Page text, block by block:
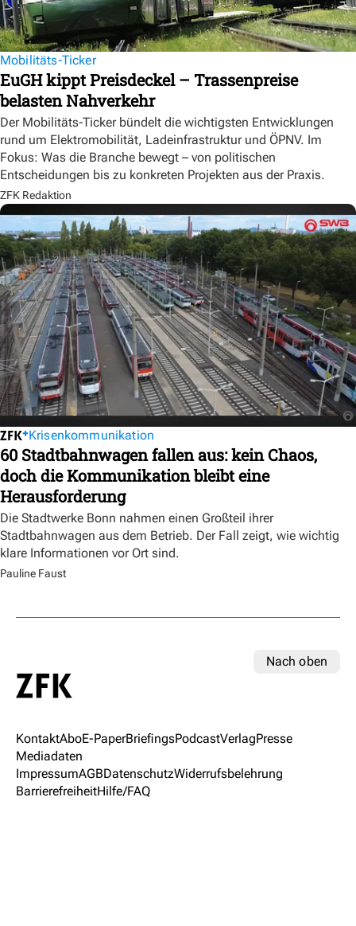
Mobilitäts-Ticker
EuGH kippt Preisdeckel – Trassenpreise
belasten Nahverkehr
Der Mobilitäts-Ticker bündelt die wichtigsten Entwicklungen
rund um Elektromobilität, Ladeinfrastruktur und ÖPNV. Im
Fokus: Was die Branche bewegt – von politischen
Entscheidungen bis zu konkreten Projekten aus der Praxis.
ZFK Redaktion
Krisenkommunikation
60 Stadtbahnwagen fallen aus: kein Chaos,
doch die Kommunikation bleibt eine
Herausforderung
Die Stadtwerke Bonn nahmen einen Großteil ihrer
Stadtbahnwagen aus dem Betrieb. Der Fall zeigt, wie wichtig
klare Informationen vor Ort sind.
Pauline Faust
Nach oben
KontaktAboE-PaperBriefingsPodcastVerlagPresse
Mediadaten
ImpressumAGBDatenschutzWiderrufsbelehrung
BarrierefreiheitHilfe/FAQ